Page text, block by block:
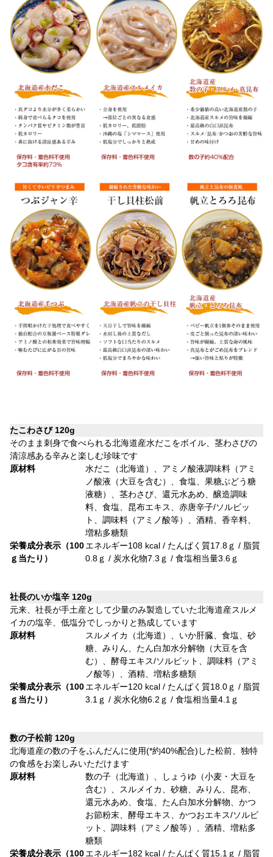
たこわさび 120g
そのまま刺身で食べられる北海道産水だこをボイル、茎わさびの
清涼感ある辛みと楽しむ珍味です
原材料
水だこ（北海道）、アミノ酸液調味料（アミ
ノ酸液（大豆を含む）、食塩、果糖ぶどう糖
液糖）、茎わさび、還元水あめ、醸造調味
料、食塩、昆布エキス、赤唐辛子/ソルビッ
ト、調味料（アミノ酸等）、酒精、香辛料、
増粘多糖類
栄養成分表示（100
ｇ当たり）
エネルギー108 kcal / たんぱく質17.8ｇ / 脂質
0.8ｇ / 炭水化物7.3ｇ / 食塩相当量3.6ｇ
社長のいか塩辛 120g
元来、社長が手土産として少量のみ製造していた北海道産スルメ
イカの塩辛、低塩分でしっかりと熟成しています
原材料
スルメイカ（北海道）、いか肝臓、食塩、砂
糖、みりん、たん白加水分解物（大豆を含
む）、酵母エキス/ソルビット、調味料（アミ
ノ酸等）、酒精、増粘多糖類
栄養成分表示（100
ｇ当たり）
エネルギー120 kcal / たんぱく質18.0ｇ / 脂質
3.1ｇ / 炭水化物6.2ｇ / 食塩相当量4.1ｇ
数の子松前 120g
北海道産の数の子をふんだんに使用(*約40%配合)した松前、独特
の食感をお楽しみいただけます
原材料
数の子（北海道）、しょうゆ（小麦・大豆を
含む）、スルメイカ、砂糖、みりん、昆布、
還元水あめ、食塩、たん白加水分解物、かつ
お節粉末、酵母エキス、かつおエキス/ソルビ
ット、調味料（アミノ酸等）、酒精、増粘多
糖類
栄養成分表示（100エネルギー182 kcal / たんぱく質15.1ｇ / 脂質